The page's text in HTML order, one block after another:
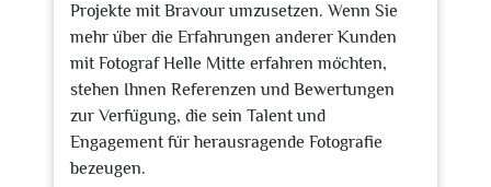
Projekte mit Bravour umzusetzen. Wenn Sie
mehr über die Erfahrungen anderer Kunden
mit Fotograf Helle Mitte erfahren möchten,
stehen Ihnen Referenzen und Bewertungen
zur Verfügung, die sein Talent und
Engagement für herausragende Fotografie
bezeugen.